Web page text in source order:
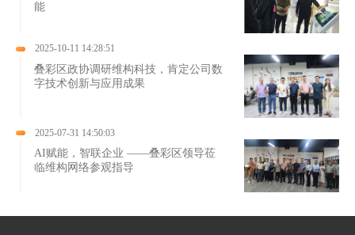
能
2025-10-11 14:28:51
叠彩区政协调研维构科技，肯定公司数
字技术创新与应用成果
2025-07-31 14:50:03
AI赋能，智联企业 ——叠彩区领导莅
临维构网络参观指导